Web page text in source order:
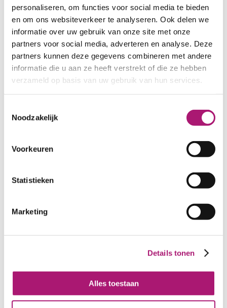
personaliseren, om functies voor social media te bieden
en om ons websiteverkeer te analyseren. Ook delen we
informatie over uw gebruik van onze site met onze
partners voor social media, adverteren en analyse. Deze
partners kunnen deze gegevens combineren met andere
informatie die u aan ze heeft verstrekt of die ze hebben
verzameld op basis van uw gebruik van hun services.
Noodzakelijk
Voorkeuren
Statistieken
Marketing
Details tonen
Alles toestaan
Single jersey light,
stripes
To see the prices or add articles to the
question or want to know more about
our fibres, dyes, yarns and fabrics. Just
drop an email or give us a call.